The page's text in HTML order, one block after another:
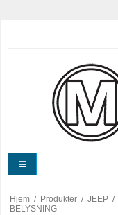
Hjem / Produkter / JEEP /
BELYSNING